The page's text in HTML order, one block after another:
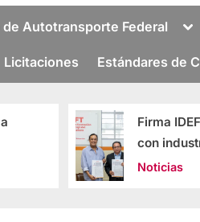
t
i
u
t
para
el
de Autotransporte Federal
Licitaciones Estándares de
Firma IDEFT convenio
con industriales de
Tlajomulco